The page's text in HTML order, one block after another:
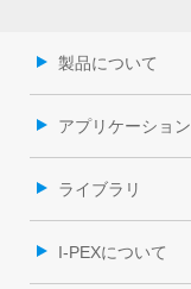
製品について
アプリケーション
ライブラリ
I-PEXについて